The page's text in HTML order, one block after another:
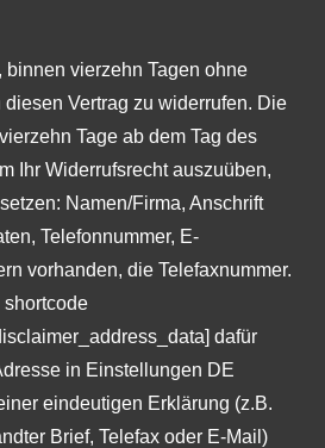
binnen vierzehn Tagen ohne
Vertrag zu widerrufen. Die
Tage ab dem Tag des
Ihr Widerrufsrecht auszuüben,
Namen/Firma, Anschrift
Telefonnummer, E-
vorhanden, die Telefaxnummer.
dafür
in Einstellungen DE
eindeutigen Erklärung (z.B.
Brief, Telefax oder E-Mail)